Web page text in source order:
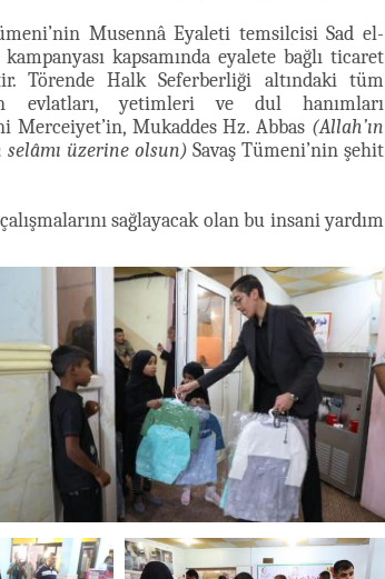
Musennâ Eyaleti temsilcisi Sad el-
kapsamında eyalete bağlı ticaret
Törende Halk Seferberliği altındaki tüm
evlatları, yetimleri ve dul hanımları
Merceiyet’in, Mukaddes Hz. Abbas (Allah’ın
selâmı üzerine olsun) Savaş Tümeni’nin şehit
sağlayacak olan bu insani yardım